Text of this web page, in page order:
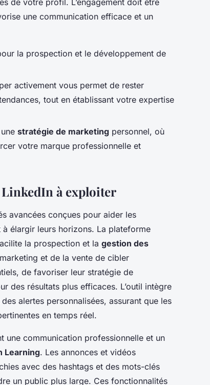
une communication efficace et un
la prospection et le développement de
activement vous permet de rester
tout en établissant votre expertise
stratégie de marketing personnel, où
votre marque professionnelle et
LinkedIn à exploiter
avancées conçues pour aider les
élargir leurs horizons. La plateforme
la prospection et la gestion des
et de la vente de cibler
de favoriser leur stratégie de
des résultats plus efficaces. L’outil intègre
des alertes personnalisées, assurant que les
en temps réel.
une communication professionnelle et un
Learning. Les annonces et vidéos
avec des hashtags et des mots-clés
un public plus large. Ces fonctionnalités